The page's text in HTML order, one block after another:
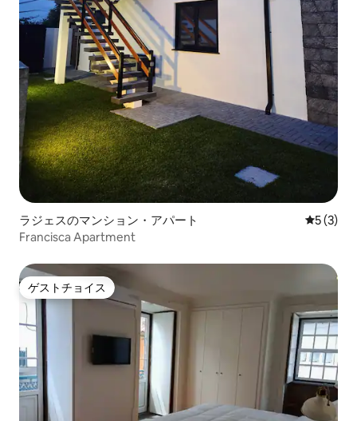
ラジェスのマンション・アパート レビュー
5 (3)
Francisca Apartment
ゲストチョイス
ゲストチョイス